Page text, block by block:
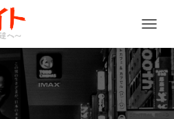
ビ
ゲ
ー
シ
ョ
ン